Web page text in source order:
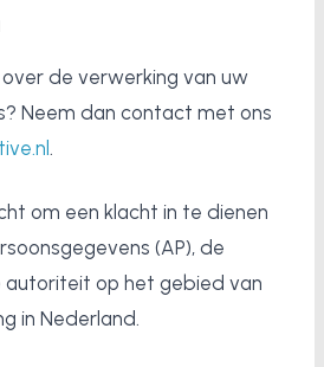
de verwerking van uw
Neem dan contact met ons
.
om een klacht in te dienen
(AP), de
op het gebied van
in Nederland.